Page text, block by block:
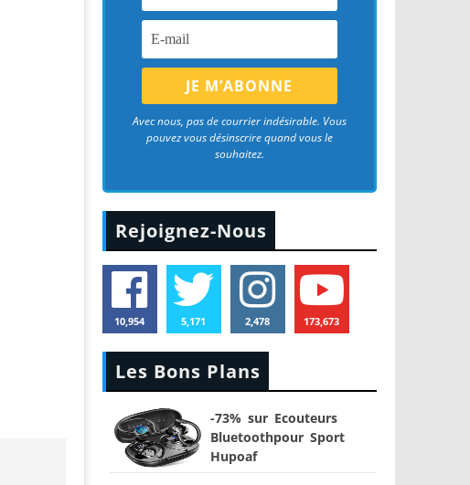
Avec nous, pas de courrier indésirable. Vous
pouvez vous désinscrire quand vous le
souhaitez.
Rejoignez-Nous
10,954 5,171 2,478 173,673
Les Bons Plans
-73% sur Ecouteurs
Bluetoothpour Sport
Hupoaf